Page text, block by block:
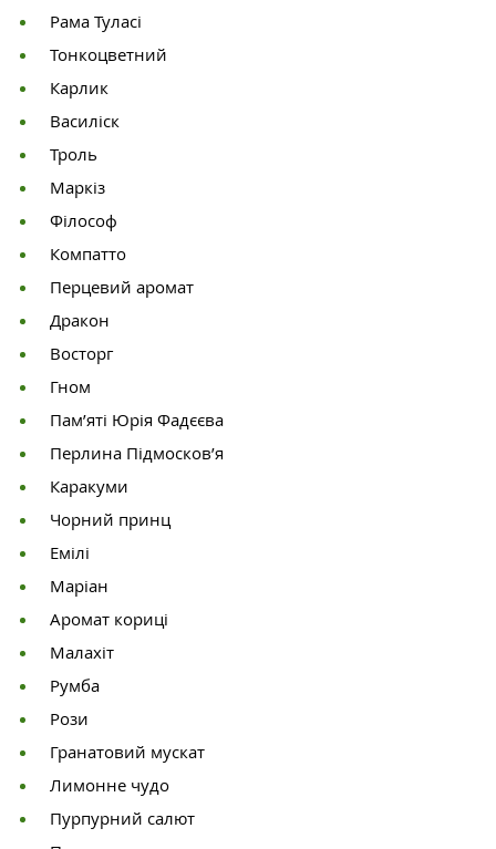
Рама Туласі
Тонкоцветний
Карлик
Василіск
Троль
Маркіз
Філософ
Компатто
Перцевий аромат
Дракон
Восторг
Гном
Пам’яті Юрія Фадєєва
Перлина Підмосков’я
Каракуми
Чорний принц
Емілі
Маріан
Аромат кориці
Малахіт
Румба
Рози
Гранатовий мускат
Лимонне чудо
Пурпурний салют